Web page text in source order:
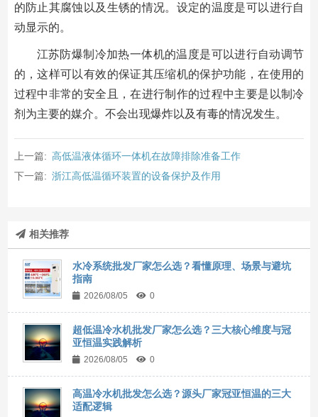
的防止其腐蚀以及生锈的情况。设定的温度是可以进行自
动显示的。
江苏防爆制冷加热一体机的温度是可以进行自动调节
的，这样可以有效的保证其压缩机的保护功能，在使用的
过程中非常的安全且，在进行制作的过程中主要是以制冷
剂为主要的媒介。不会出现爆炸以及有毒的情况发生。
上一篇: 高低温液体循环一体机在故障排除准备工作
下一篇: 浙江高低温循环装置的设备保护及作用
相关推荐
水冷系统批发厂家怎么选？看懂原理、场景与避坑
指南
2026/08/05 0
超低温冷水机批发厂家怎么选？三大核心维度与冠
亚恒温实践解析
2026/08/05 0
高温冷水机批发怎么选？源头厂家冠亚恒温的三大
适配逻辑